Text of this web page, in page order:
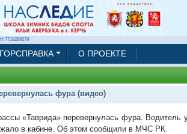
7718289279
ГОРСПРАВКА О ПРОЕКТЕ
фура (видео)
«Таврида» перевернулась фура. Водитель
в кабине. Об этом сообщили в МЧС РК.